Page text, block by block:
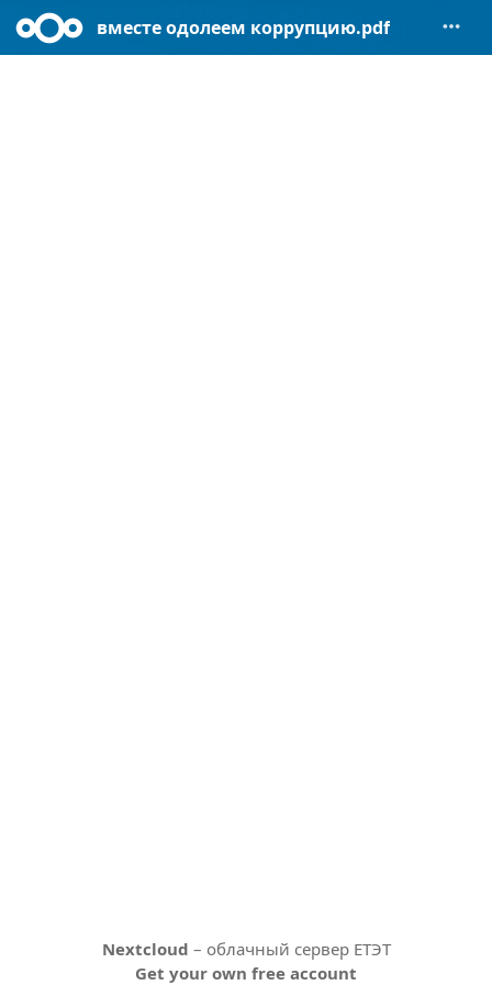
вместе одолеем коррупцию.pdf
Nextcloud – облачный сервер ЕТЭТ
Get your own free account